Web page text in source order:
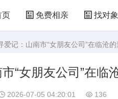
页 免费相亲 找对象
爱记：山南市“女朋友公司”在临沧
“女朋友公司”在临
2026-07-05 04:20:01 136